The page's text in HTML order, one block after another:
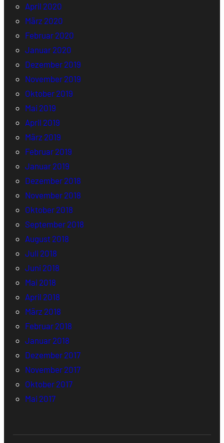
April 2020
März 2020
Februar 2020
Januar 2020
Dezember 2019
November 2019
Oktober 2019
Mai 2019
April 2019
März 2019
Februar 2019
Januar 2019
Dezember 2018
November 2018
Oktober 2018
September 2018
August 2018
Juli 2018
Juni 2018
Mai 2018
April 2018
März 2018
Februar 2018
Januar 2018
Dezember 2017
November 2017
Oktober 2017
Mai 2017